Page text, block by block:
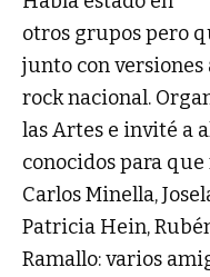
otros grupos pero
junto con versiones
rock nacional.
las Artes e invité a
conocidos para
Carlos Minella,
Patricia Hein,
Ramallo: varios